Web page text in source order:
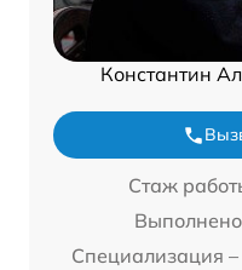
Константин
Стаж
Специализация –